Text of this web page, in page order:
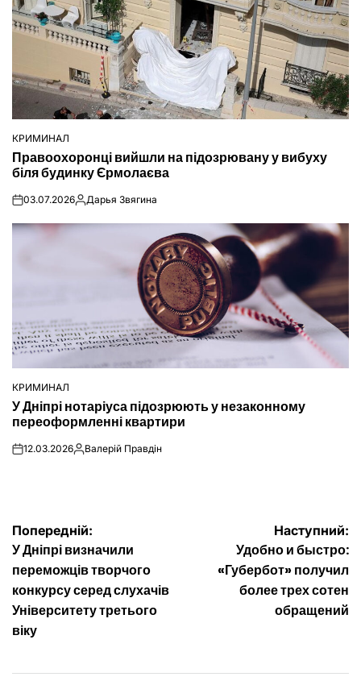
ОПУБЛІКУВАТИ
КРИМИНАЛ
Правоохоронці вийшли на підозрювану у вибуху
біля будинку Єрмолаєва
on03.07.2026Опубліковано
Дарья Звягина
ОПУБЛІКУВАТИ
У
КРИМИНАЛ
У Дніпрі нотаріуса підозрюють у незаконному
переоформленні квартири
on12.03.2026Опубліковано
Валерій Правдін
Навігація
записів
Попередній:
У Дніпрі визначили
переможців творчого
конкурсу серед слухачів
Університету третього
віку
Наступний:
Удобно и быстро:
«Губербот» получил
более трех сотен
обращений